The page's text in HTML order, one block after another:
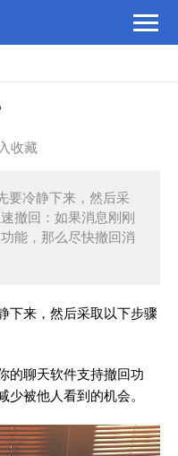
收藏
要冷静下来，然后采
撤回：如果消息刚刚
能，那么尽快撤回消
下来，然后采取以下步骤
的聊天软件支持撤回功
被他人看到的机会。